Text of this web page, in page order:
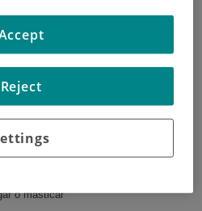
la ubicación del cáncer en la
comunes incluyen:
se curan en pocas semanas
en la boca que no desaparecen
o masticar
Reject